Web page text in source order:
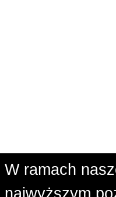
W ramach
najwyższym